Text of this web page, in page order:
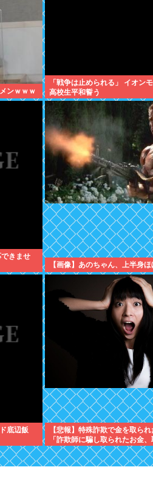
ンｗｗｗ
「戦争は止められる」 イオン
高校生平和誓う
きませ
【画像】あのちゃん、上半身
底辺飯
【悲報】特殊詐欺で金を取ら
「詐欺師に騙し取られたお金、
に釣られさらに240万円失う